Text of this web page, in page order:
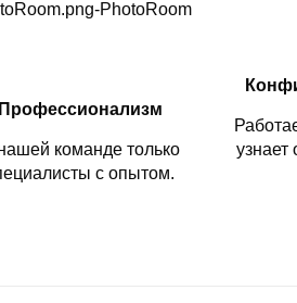
Профессионализм
команде только
с опытом.